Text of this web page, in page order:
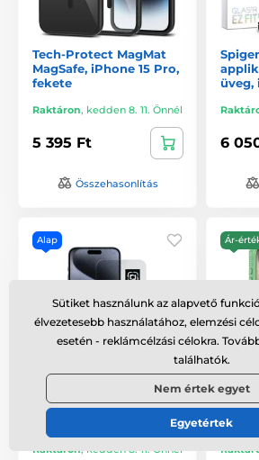
Tech-Protect MagMat
MagSafe, iPhone 15 Pro,
fekete
Raktáron, kedden 8. 11. Önnél
5 395 Ft
Összehasonlítás
üveg,
6
Alap
2.5D edzett üveg, Apple
Raktáron,kedden 8. 11. Önnél
Ár-
Tok,
Sütiket használunk az alapvető
élvezetesebb használatához, elemzési
esetén - reklámcélzási célokra.
találhatók.
Nem értek egyet
Egyetértek